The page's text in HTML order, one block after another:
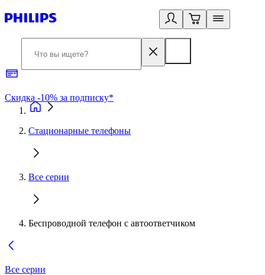
Скидка -10% за подписку*
Стационарные телефоны
Все серии
Беспроводной телефон с автоответчиком
Все серии